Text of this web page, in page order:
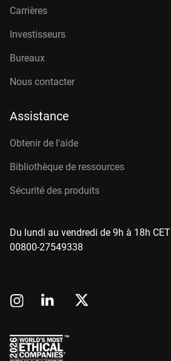
Carrières
Investisseurs
Bureaux
Nous contacter
Assistance
Obtenir de l'aide
Bibliothèque de ressources
Sécurité des produits
Du lundi au vendredi de 9h à 18h CET
00800-27549338